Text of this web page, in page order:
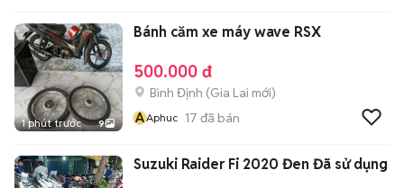
1 phút trước 9
Bánh căm xe máy wave RSX
500.000 đ
Bình Định (Gia Lai mới)
AAphuc 17 đã bán
Suzuki Raider Fi 2020 Đen Đã sử dụng